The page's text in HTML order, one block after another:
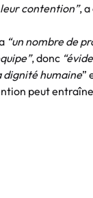
contention”,
“un nombre de
, donc
dignité humaine”
peut